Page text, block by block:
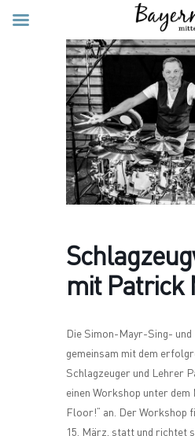
mit Patrick
Die Simon-Mayr-Sing-
gemeinsam mit dem
Schlagzeuger und Lehrer
einen Workshop unter dem
Floor!“ an. Der Workshop
15. März, statt und richtet